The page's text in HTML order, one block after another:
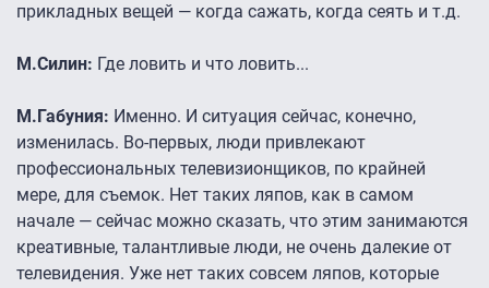
прикладных вещей — когда сажать, когда сеять и т.д.
М.Силин: Где ловить и что ловить...
М.Габуния: Именно. И ситуация сейчас, конечно,
изменилась. Во-первых, люди привлекают
профессиональных телевизионщиков, по крайней
мере, для съемок. Нет таких ляпов, как в самом
начале — сейчас можно сказать, что этим занимаются
креативные, талантливые люди, не очень далекие от
телевидения. Уже нет таких совсем ляпов, которые